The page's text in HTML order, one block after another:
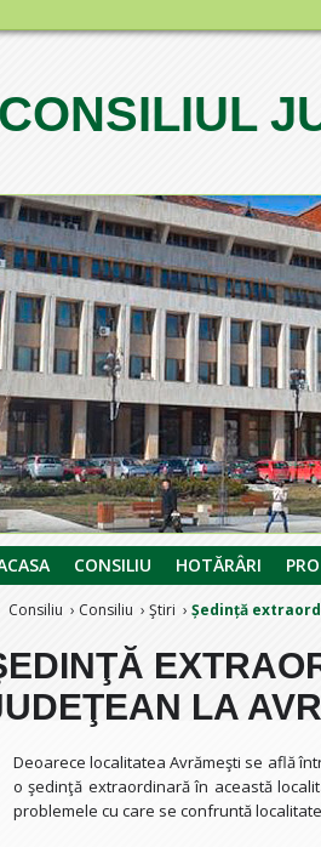
CONSILIUL
1234567
CONSILIU HOTĂRÂRI
Consiliu Consiliu Ştiri Ședință
LA
Deoarece localitatea Avrămeşti se află
o şedinţă extraordinară în această
problemele cu care se confruntă